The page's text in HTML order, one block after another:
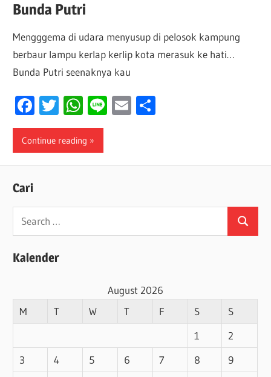
Bunda Putri
Mengggema di udara menyusup di pelosok kampung
berbaur lampu kerlap kerlip kota merasuk ke hati…
Bunda Putri seenaknya kau
Facebook
Twitter
WhatsApp
LineEmail
Continue reading
Cari
Search
for:
Search
Kalender
August 2026
M
T W T F S
S
1
2
3
4 5 6 7 8
9